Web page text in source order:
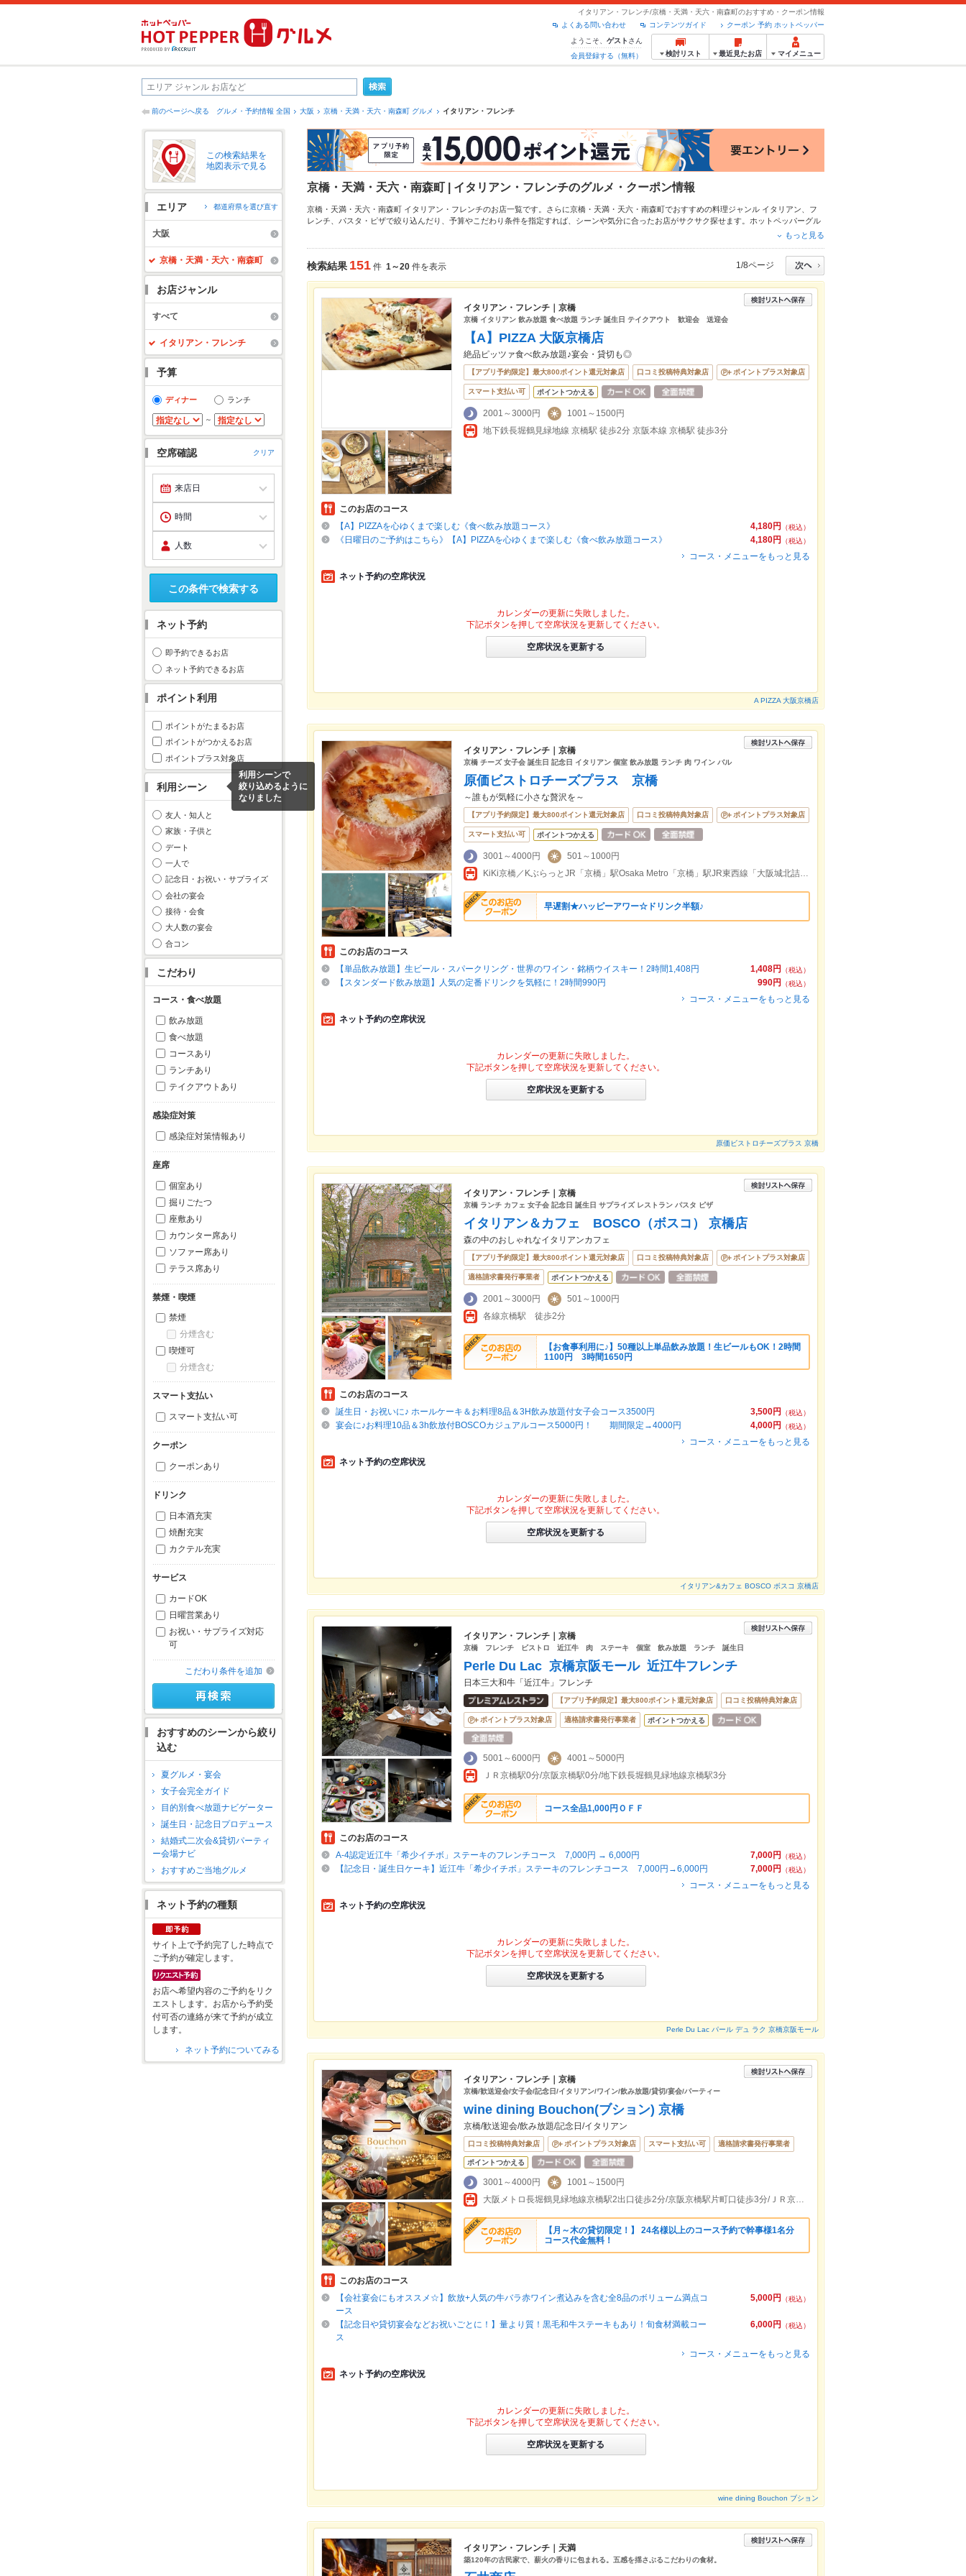
イタリアン・フレンチ/京橋・天満・天六・南森町のおすすめ・クーポン情報
クーポン 予約 ホットペッパー
コンテンツガイド
よくある問い合わせ
ようこそ、 ゲスト さん
会員登録する（無料）
検討リスト 最近見たお店 マイメニュー
前のページへ戻る グルメ・予約情報 全国 大阪 京橋・天満・天六・南森町 グルメ イタリアン・フレンチ
この検索結果を
地図表示で見る
エリア 都道府県を選び直す
大阪
京橋・天満・天六・南森町
お店ジャンル
すべて
イタリアン・フレンチ
予算
ディナー ランチ
～
空席確認 クリア
この条件で検索する
ネット予約
即予約できるお店
ネット予約できるお店
ポイント利用
ポイントがたまるお店
ポイントがつかえるお店
ポイントプラス対象店
利用シーン
利用シーンで
絞り込めるように
なりました
友人・知人と
家族・子供と
デート
一人で
記念日・お祝い・サプライズ
会社の宴会
接待・会食
大人数の宴会
合コン
こだわり
コース・食べ放題
飲み放題
食べ放題
コースあり
ランチあり
テイクアウトあり
感染症対策
感染症対策情報あり
座席
個室あり
掘りごたつ
座敷あり
カウンター席あり
ソファー席あり
テラス席あり
禁煙・喫煙
禁煙
分煙含む
喫煙可
分煙含む
スマート支払い
スマート支払い可
クーポン
クーポンあり
ドリンク
日本酒充実
焼酎充実
カクテル充実
サービス
カードOK
日曜営業あり
お祝い・サプライズ対応
可
こだわり条件を追加
おすすめのシーンから絞り
込む
夏グルメ・宴会
女子会完全ガイド
目的別食べ放題ナビゲーター
誕生日・記念日プロデュース
結婚式二次会&貸切パーティ
ー会場ナビ
おすすめご当地グルメ
ネット予約の種類
サイト上で予約完了した時点で
ご予約が確定します。
お店へ希望内容のご予約をリク
エストします。お店から予約受
付可否の連絡が来て予約が成立
します。
ネット予約についてみる
京橋・天満・天六・南森町 | イタリアン・フレンチのグルメ・クーポン情報
京橋・天満・天六・南森町 イタリアン・フレンチのお店一覧です。さらに京橋・天満・天六・南森町でおすすめの料理ジャンル イタリアン
フ
レンチ
パスタ・ピザで絞り込んだり、予算やこだわり条件を指定すれば、シーンや気分に合ったお店がサクサク探せます。ホットペッパーグル
や季節のおすすめ料理など、お店の最新情報をご紹介している
もっと見る
検索結果 151 件 1～20 件を表示 1/8ページ
イタリアン・フレンチ｜京橋
京橋 イタリアン 飲み放題 食べ放題 ランチ 誕生日 テイクアウト 歓迎会 送迎会
【A】PIZZA 大阪京橋店
絶品ピッツァ食べ飲み放題♪宴会・貸切も◎
【アプリ予約限定】最大800ポイント還元対象店 口コミ投稿特典対象店 ポイントプラス対象店
スマート支払い可 ポイントつかえる
2001～3000円
1001～1500円
地下鉄長堀鶴見緑地線 京橋駅 徒歩2分 京阪本線 京橋駅 徒歩3分
このお店のコース
4,180円
（税込）
【A】PIZZAを心ゆくまで楽しむ《食べ飲み放題コース》
4,180円
（税込）
《日曜日のご予約はこちら》【A】PIZZAを心ゆくまで楽しむ《食べ飲み放題コース》
コース・メニューをもっと見る
ネット予約の空席状況
カレンダーの更新に失敗しました。
下記ボタンを押して空席状況を更新してください。
空席状況を更新する
A PIZZA 大阪京橋店
イタリアン・フレンチ｜京橋
京橋 チーズ 女子会 誕生日 記念日 イタリアン 個室 飲み放題 ランチ 肉 ワイン バル
原価ビストロチーズプラス 京橋
～誰もが気軽に小さな贅沢を～
【アプリ予約限定】最大800ポイント還元対象店 口コミ投稿特典対象店 ポイントプラス対象店
スマート支払い可 ポイントつかえる
3001～4000円
501～1000円
KiKi京橋／KぶらっとJR「京橋」駅Osaka Metro「京橋」駅JR東西線「大阪城北詰」駅 2号出口徒歩すぐ
早遅割★ハッピーアワー☆ドリンク半額♪
このお店のコース
1,408円
（税込）
【単品飲み放題】生ビール・スパークリング・世界のワイン・銘柄ウイスキー！2時間1,408円
990円
（税込）
【スタンダード飲み放題】人気の定番ドリンクを気軽に！2時間990円
コース・メニューをもっと見る
ネット予約の空席状況
カレンダーの更新に失敗しました。
下記ボタンを押して空席状況を更新してください。
空席状況を更新する
原価ビストロチーズプラス 京橋
イタリアン・フレンチ｜京橋
京橋 ランチ カフェ 女子会 記念日 誕生日 サプライズ レストラン パスタ ピザ
イタリアン＆カフェ BOSCO（ボスコ） 京橋店
森の中のおしゃれなイタリアンカフェ
【アプリ予約限定】最大800ポイント還元対象店 口コミ投稿特典対象店 ポイントプラス対象店
適格請求書発行事業者 ポイントつかえる
2001～3000円
501～1000円
各線京橋駅 徒歩2分
【お食事利用に♪】50種以上単品飲み放題！生ビールもOK！2時間
1100円 3時間1650円
このお店のコース
3,500円
（税込）
誕生日・お祝いに♪ ホールケーキ＆お料理8品＆3H飲み放題付女子会コース3500円
4,000円
（税込）
宴会に♪お料理10品＆3h飲放付BOSCOカジュアルコース5000円！ 期間限定→4000円
コース・メニューをもっと見る
ネット予約の空席状況
カレンダーの更新に失敗しました。
下記ボタンを押して空席状況を更新してください。
空席状況を更新する
イタリアン&カフェ BOSCO ボスコ 京橋店
イタリアン・フレンチ｜京橋
京橋 フレンチ ビストロ 近江牛 肉 ステーキ 個室 飲み放題 ランチ 誕生日
Perle Du Lac 京橋京阪モール 近江牛フレンチ
日本三大和牛「近江牛」フレンチ
【アプリ予約限定】最大800ポイント還元対象店 口コミ投稿特典対象店
ポイントプラス対象店 適格請求書発行事業者 ポイントつかえる
5001～6000円
4001～5000円
ＪＲ京橋駅0分/京阪京橋駅0分/地下鉄長堀鶴見緑地線京橋駅3分
コース全品1,000円ＯＦＦ
このお店のコース
7,000円
（税込）
A-4認定近江牛「希少イチボ」ステーキのフレンチコース 7,000円 → 6,000円
7,000円
（税込）
【記念日・誕生日ケーキ】近江牛「希少イチボ」ステーキのフレンチコース 7,000円→6,000円
コース・メニューをもっと見る
ネット予約の空席状況
カレンダーの更新に失敗しました。
下記ボタンを押して空席状況を更新してください。
空席状況を更新する
Perle Du Lac パール デュ ラク 京橋京阪モール
イタリアン・フレンチ｜京橋
京橋/歓送迎会/女子会/記念日/イタリアン/ワイン/飲み放題/貸切/宴会/パーティー
wine dining Bouchon(ブション) 京橋
京橋/歓送迎会/飲み放題/記念日/イタリアン
口コミ投稿特典対象店 ポイントプラス対象店 スマート支払い可 適格請求書発行事業者
ポイントつかえる
3001～4000円
1001～1500円
大阪メトロ長堀鶴見緑地線京橋駅2出口徒歩2分/京阪京橋駅片町口徒歩3分/ＪＲ京橋駅徒歩5分
【月～木の貸切限定！】 24名様以上のコース予約で幹事様1名分
コース代金無料！
このお店のコース
5,000円
（税込）
【会社宴会にもオススメ☆】飲放+人気の牛バラ赤ワイン煮込みを含む全8品のボリューム満点コ
ース
6,000円
（税込）
【記念日や貸切宴会などお祝いごとに！】量より質！黒毛和牛ステーキもあり！旬食材満載コー
ス
コース・メニューをもっと見る
ネット予約の空席状況
カレンダーの更新に失敗しました。
下記ボタンを押して空席状況を更新してください。
空席状況を更新する
wine dining Bouchon ブション
イタリアン・フレンチ｜天満
築120年の古民家で、薪火の香りに包まれる。五感を揺さぶるこだわりの食材。